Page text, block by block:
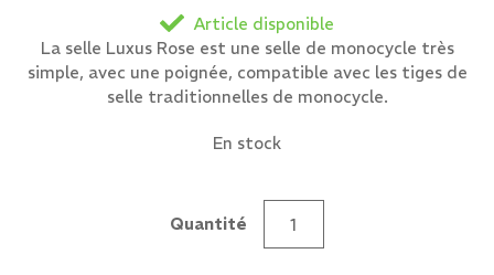
Article disponible
La selle Luxus Rose est une selle de monocycle très
simple, avec une poignée, compatible avec les tiges de
selle traditionnelles de monocycle.
En stock
Quantitéquantité